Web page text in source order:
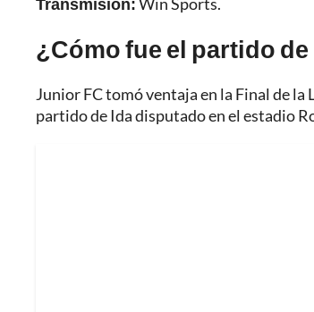
¿Cómo fue el partido
Junior FC tomó ventaja en la Final de
partido de Ida disputado en el estadio